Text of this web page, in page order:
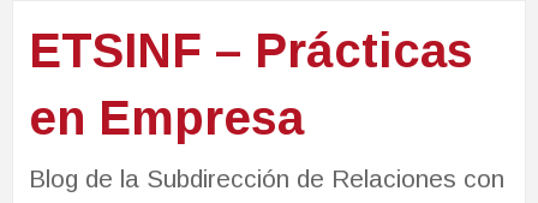
ETSINF – Prácticas
en Empresa
Blog de la Subdirección de Relaciones con